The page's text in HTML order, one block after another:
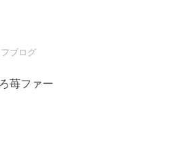
ブログ
苺ファー